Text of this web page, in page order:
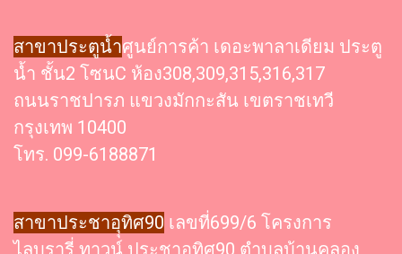
สาขาประตูน้ำศูนย์การค้า เดอะพาลาเดียม ประตู
น้ำ ชั้น2 โซนC ห้อง308,309,315,316,317
ถนนราชปารภ แขวงมักกะสัน เขตราชเทวี
กรุงเทพ 10400
โทร. 099-6188871
สาขาประชาอุุทิศ90 เลขที่699/6 โครงการ
ไลบรารี่ ทาวน์ ประชาอุทิศ90 ตำบลบ้านคลอง